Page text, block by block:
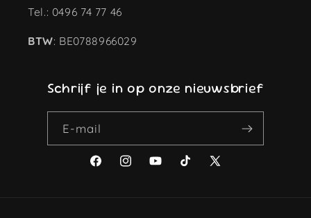
Tel.: 0496 74 77 46
BTW: BE0788966029
Schrijf je in op onze nieuwsbrief
E‑mail
FacebookInstagramYouTubeTikTokX